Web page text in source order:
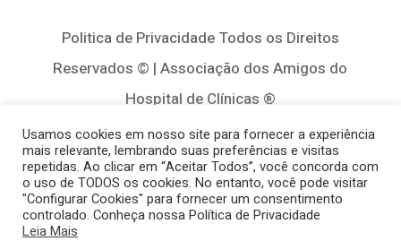
Politica de Privacidade Todos os Direitos
Reservados © | Associação dos Amigos do
Hospital de Clínicas ®
Av. Agostinho Leão Jr, 320 – Alto da Glória,
80030-110, Curitiba / PR
(41) 3122-8650 | contato@cedivida.org.br
CNPJ: 79.698.643/0001-00
Usamos cookies em nosso site para fornecer a experiência
mais relevante, lembrando suas preferências e visitas
repetidas. Ao clicar em “Aceitar Todos”, você concorda com
o uso de TODOS os cookies. No entanto, você pode visitar
"Configurar Cookies" para fornecer um consentimento
controlado. Conheça nossa Política de Privacidade
Leia Mais